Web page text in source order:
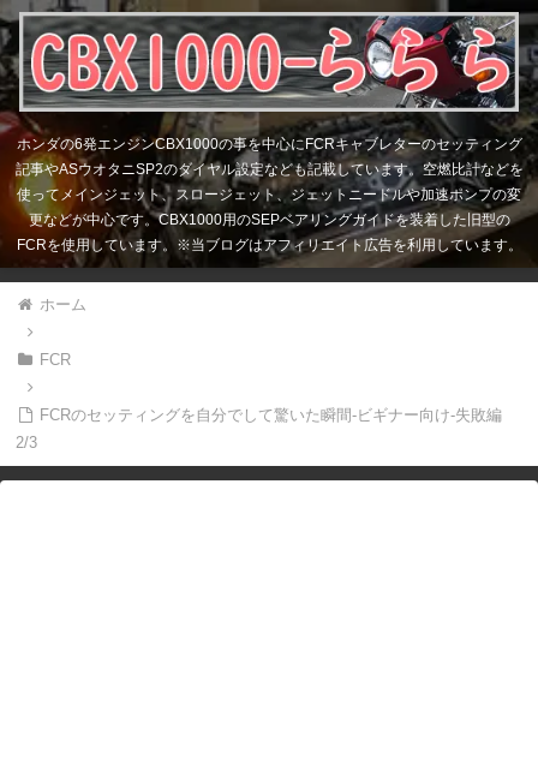
ホンダの6発エンジンCBX1000の事を中心にFCRキャブレターのセッティング
記事やASウオタニSP2のダイヤル設定なども記載しています。空燃比計などを
使ってメインジェット、スロージェット、ジェットニードルや加速ポンプの変
更などが中心です。CBX1000用のSEPベアリングガイドを装着した旧型の
FCRを使用しています。※当ブログはアフィリエイト広告を利用しています。
ホーム
FCR
FCRのセッティングを自分でして驚いた瞬間-ビギナー向け-失敗編
2/3